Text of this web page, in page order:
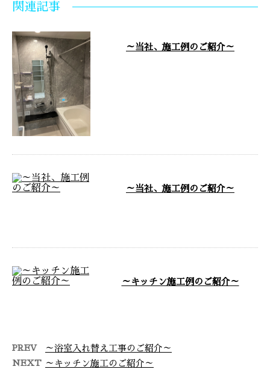
関連記事
～当社、施工例のご紹介～
～当社、施工例のご紹介～
～キッチン施工例のご紹介～
PREV ～浴室入れ替え工事のご紹介～
NEXT ～キッチン施工のご紹介～